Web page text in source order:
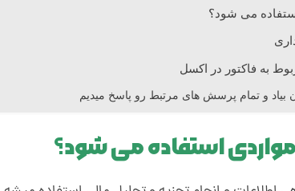
می شود؟
به فاکتور در اکسل
بیاد و تمام پرسش های مرتبط رو پاسخ میدیم
استفاده می شود؟